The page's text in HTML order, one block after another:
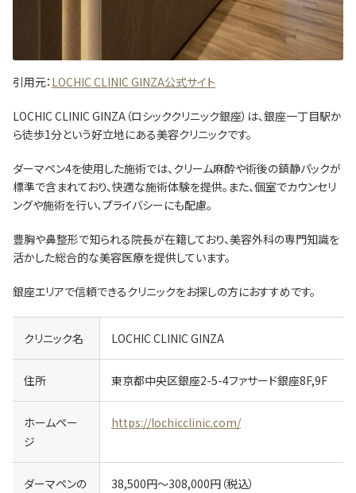
引用元： LOCHIC CLINIC GINZA公式サイト
​LOCHIC CLINIC GINZA（ロシッククリニック銀座）は、銀座一丁目駅か
ら徒歩1分という好立地にある美容クリニックです。​
ダーマペン4を使用した施術では、クリーム麻酔や術後の鎮静パックが
標準で含まれており、快適な施術体験を提供。​また、個室でカウンセリ
ングや施術を行い、プライバシーにも配慮。
​豊胸や鼻整形で知られる院長が在籍しており、美容外科の専門知識を
活かした総合的な美容医療を提供しています。​
銀座エリアで信頼できるクリニックをお探しの方におすすめです。​
クリニック名 LOCHIC CLINIC GINZA
住所 東京都中央区銀座2-5-4ファサード銀座8F,9F
ホームペー
ジ
https://lochicclinic.com/
ダーマペンの
38,500円～308,000円（税込）